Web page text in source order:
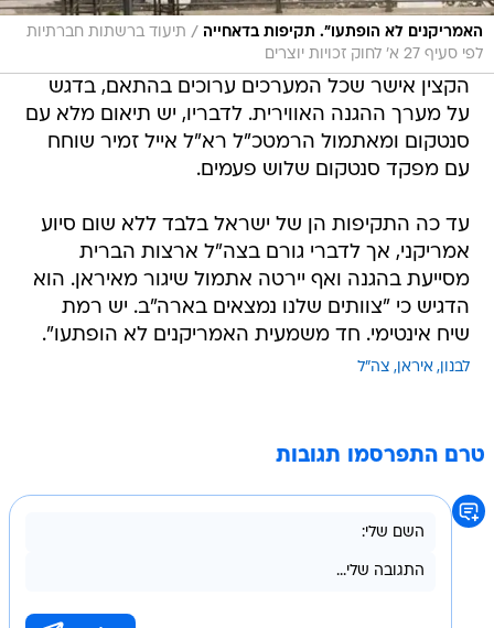
האמריקנים לא הופתעו". תקיפות בדאחייה / תיעוד ברשתות חברתיות
לפי סעיף 27 א' לחוק זכויות יוצרים
הקצין אישר שכל המערכים ערוכים בהתאם, בדגש
על מערך ההגנה האווירית. לדבריו, יש תיאום מלא עם
סנטקום ומאתמול הרמטכ"ל רא"ל אייל זמיר שוחח
עם מפקד סנטקום שלוש פעמים.
עד כה התקיפות הן של ישראל בלבד ללא שום סיוע
אמריקני, אך לדברי גורם בצה"ל ארצות הברית
מסייעת בהגנה ואף יירטה אתמול שיגור מאיראן. הוא
הדגיש כי "צוותים שלנו נמצאים בארה"ב. יש רמת
שיח אינטימי. חד משמעית האמריקנים לא הופתעו".
לבנון איראן צה"ל
טרם התפרסמו תגובות